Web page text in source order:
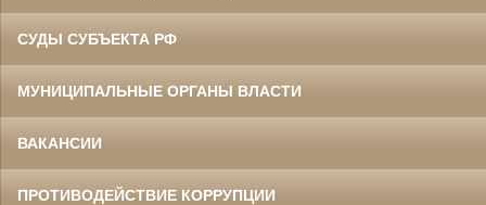
СУДЫ СУБЪЕКТА РФ
МУНИЦИПАЛЬНЫЕ ОРГАНЫ ВЛАСТИ
ВАКАНСИИ
ПРОТИВОДЕЙСТВИЕ КОРРУПЦИИ